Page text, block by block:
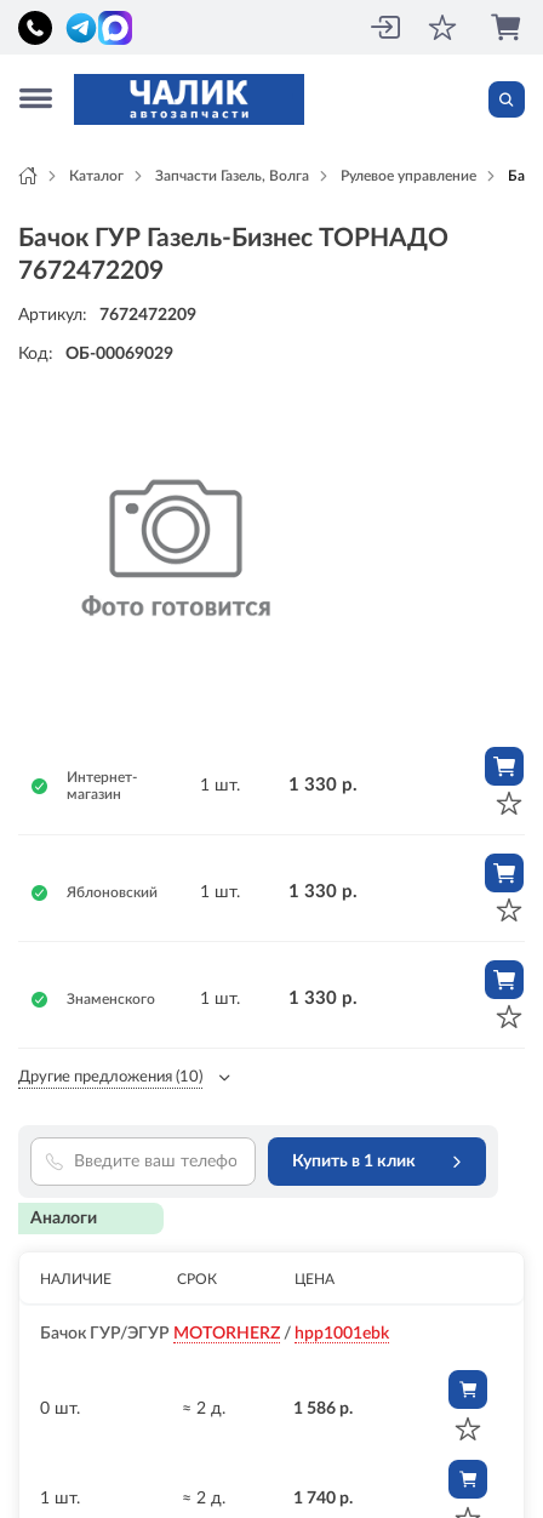
Каталог Запчасти Газель, Волга Рулевое управление
Бачок ГУР Газель-Бизнес ТОРНАДО
7672472209
Артикул: 7672472209
Код: ОБ-00069029
Интернет-
магазин
1 шт. 1 330 р.
Яблоновский 1 шт. 1 330 р.
Знаменского 1 шт. 1 330 р.
Другие предложения (10)
Купить в 1 клик
Аналоги
НАЛИЧИЕ СРОК ЦЕНА
Бачок ГУР/ЭГУР MOTORHERZ / hpp1001ebk
0 шт. ≈ 2 д. 1 586 р.
1 шт. ≈ 2 д. 1 740 р.